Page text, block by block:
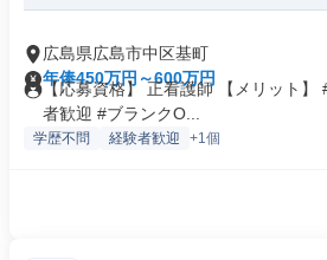
広島県広島市中区基町
年俸450万円～600万円
【応募資格】 正看護師 【メリット
者歓迎 #ブランクO...
学歴不問 経験者歓迎 +1個